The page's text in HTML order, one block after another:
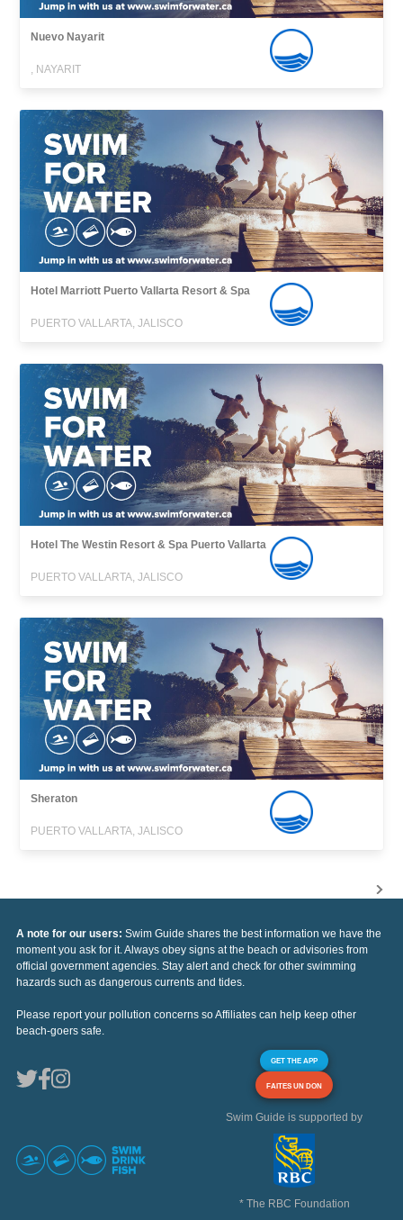
Nuevo Nayarit
, NAYARIT
Hotel Marriott Puerto Vallarta Resort & Spa
PUERTO VALLARTA, JALISCO
Hotel The Westin Resort & Spa Puerto Vallarta
PUERTO VALLARTA, JALISCO
Sheraton
PUERTO VALLARTA, JALISCO
A note for our users: Swim Guide shares the best information we have the
moment you ask for it. Always obey signs at the beach or advisories from
official government agencies. Stay alert and check for other swimming
hazards such as dangerous currents and tides.
Please report your pollution concerns so Affiliates can help keep other
beach-goers safe.
GET THE APP
FAITES UN DON
Swim Guide is supported by
* The RBC Foundation